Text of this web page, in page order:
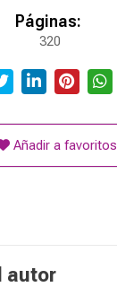
Páginas:
320
Añadir a favoritos
autor